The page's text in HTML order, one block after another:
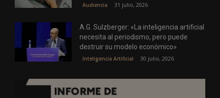
Audiencia 31 julio, 2026
A.G. Sulzberger: «La inteligencia artificial
necesita al periodismo, pero puede
destruir su modelo económico»
Inteligencia Artificial 30 julio, 2026